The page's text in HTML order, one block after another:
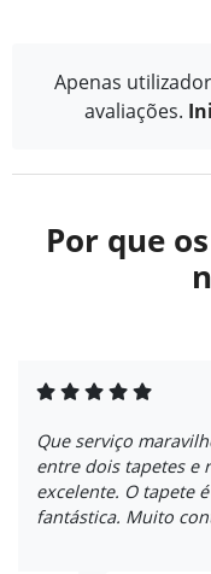
Apenas
avaliações.
Por que
Que serviço
entre dois tapetes e
excelente. O tapete
fantástica. Muito